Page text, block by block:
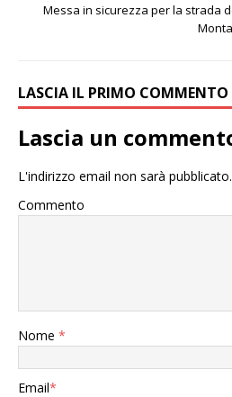
Messa in sicurezza per la strada
LASCIA IL PRIMO COMMENTO
Lascia un
L'indirizzo email non sarà pubblicato.
Commento
Nome *
Email*